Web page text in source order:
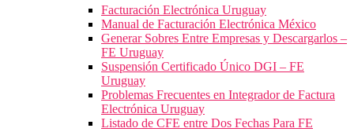
Facturación Electrónica Uruguay
Manual de Facturación Electrónica México
Generar Sobres Entre Empresas y Descargarlos –
FE Uruguay
Suspensión Certificado Único DGI – FE
Uruguay
Problemas Frecuentes en Integrador de Factura
Electrónica Uruguay
Listado de CFE entre Dos Fechas Para FE